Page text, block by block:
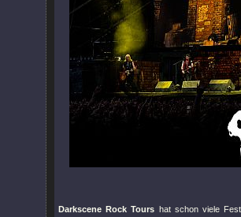
Darkscene Rock Tours hat schon viele